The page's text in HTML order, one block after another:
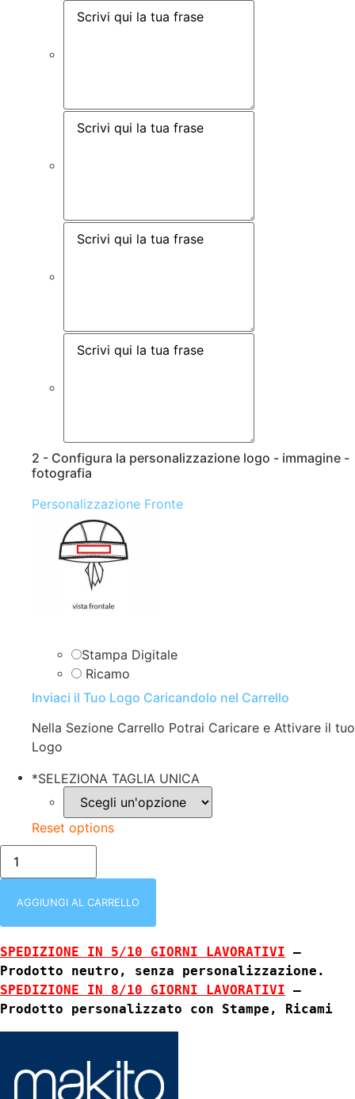
2 - Configura la personalizzazione logo - immagine -
fotografia
Personalizzazione Fronte
Stampa Digitale
Ricamo
Inviaci il Tuo Logo Caricandolo nel Carrello
Nella Sezione Carrello Potrai Caricare e Attivare il tuo
Logo
*SELEZIONA TAGLIA UNICA
Reset options
9212
BANDANA
GARFY
NERA
MISTO
|
REGOLAZIONE
POSTERIORE
CON
LACCETTI
quantità
AGGIUNGI AL CARRELLO
SPEDIZIONE IN 5/10 GIORNI LAVORATIVI –
Prodotto neutro, senza personalizzazione.
SPEDIZIONE IN 8/10 GIORNI LAVORATIVI –
Prodotto personalizzato con Stampe, Ricami